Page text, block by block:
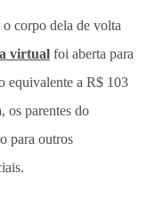
corpo dela de volta
virtual foi aberta para
equivalente a R$ 103
os parentes do
para outros